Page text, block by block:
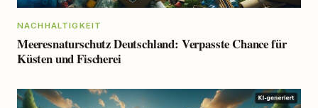
NACHHALTIGKEIT
Meeresnaturschutz Deutschland: Verpasste Chance für
Küsten und Fischerei